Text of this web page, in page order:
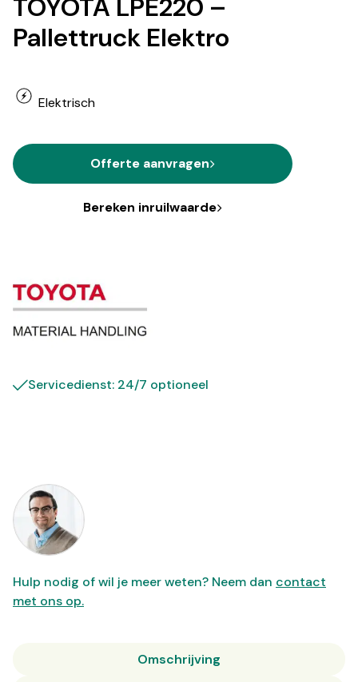
TOYOTA LPE220 –
Pallettruck Elektro
Elektrisch
Offerte aanvragen
Bereken inruilwaarde
Servicedienst: 24/7 optioneel
Hulp nodig of wil je meer weten? Neem dan contact
met ons op.
Omschrijving